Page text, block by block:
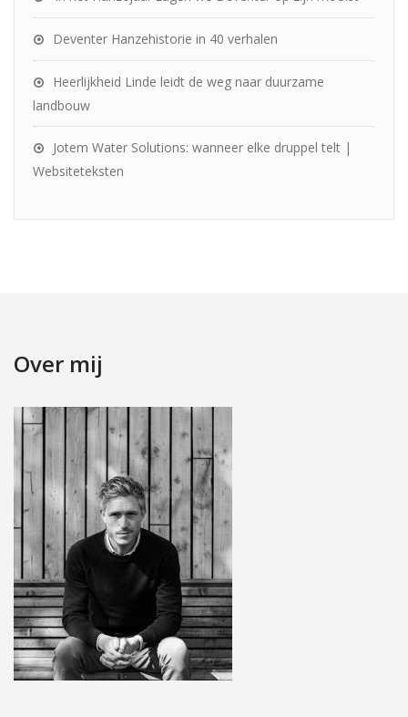
Deventer Hanzehistorie in 40 verhalen
Heerlijkheid Linde leidt de weg naar duurzame
landbouw
Jotem Water Solutions: wanneer elke druppel telt |
Websiteteksten
Over mij